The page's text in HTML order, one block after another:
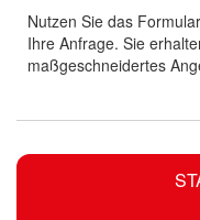
Nutzen Sie das
Ihre Anfrage. Sie
maßgeschneidertes